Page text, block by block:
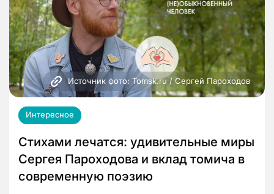
Источник фото: Tomsk.ru / Сергей Пароходов
Интересное
Стихами лечатся: удивительные миры
Сергея Пароходова и вклад томича в
современную поэзию